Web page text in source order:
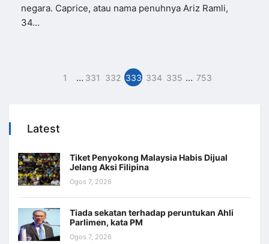
negara. Caprice, atau nama penuhnya Ariz Ramli,
34…
1 … 331 332 333 334 335 … 753
Latest
Tiket Penyokong Malaysia Habis Dijual
Jelang Aksi Filipina
Ogos 7, 2026
Tiada sekatan terhadap peruntukan Ahli
Parlimen, kata PM
Ogos 7, 2026